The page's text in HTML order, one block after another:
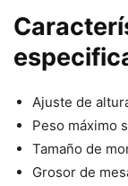
Ajuste de
Peso máximo
Tamaño de
Grosor de